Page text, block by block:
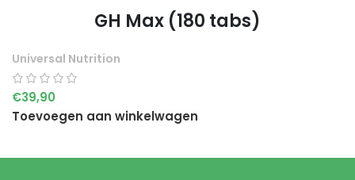
GH Max (180 tabs)
Universal Nutrition
€39,90
Toevoegen aan winkelwagen